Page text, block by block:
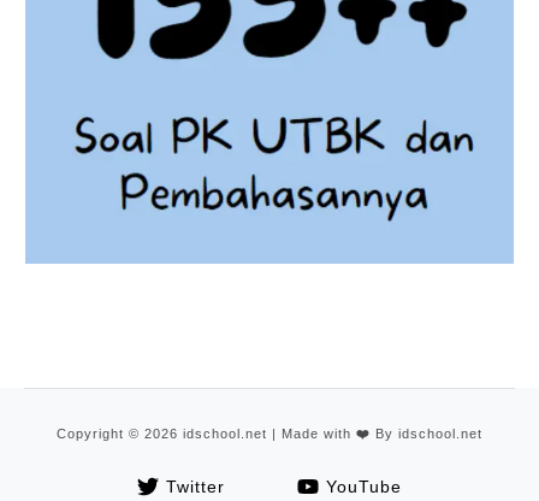
Copyright © 2026 idschool.net | Made with ❤️ By idschool.net
Twitter YouTube